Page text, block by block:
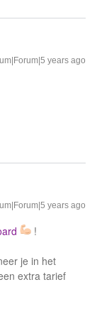
years ago
years ago
!
je in het
extra tarief